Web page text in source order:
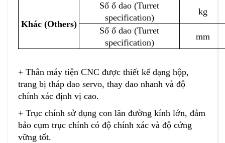
Khác (Others)
Số ổ dao (Turret
specification)
kg
Số ổ dao (Turret
specification)
mm
+ Thân máy tiện CNC được thiết kế dạng hộp,
trang bị tháp dao servo, thay dao nhanh và độ
chính xác định vị cao.
+ Trục chính sử dụng con lăn đường kính lớn, đảm
bảo cụm trục chính có độ chính xác và độ cứng
vững tốt.